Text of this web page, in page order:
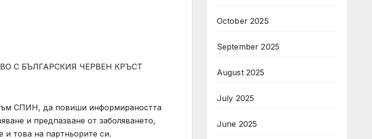
С БЪЛГАРСКИЯ ЧЕРВЕН КРЪСТ
СПИН, да повиши информираността
и предпазване от заболяването,
и това на партньорите си.
October 2025
September 2025
August 2025
July 2025
June 2025